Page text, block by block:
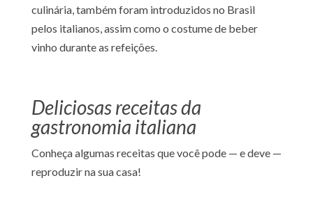
culinária, também foram introduzidos no Brasil
pelos italianos, assim como o costume de beber
vinho durante as refeições.
Deliciosas receitas da
gastronomia italiana
Conheça algumas receitas que você pode — e deve —
reproduzir na sua casa!